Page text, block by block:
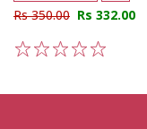
Rs 350.00 Rs 332.00